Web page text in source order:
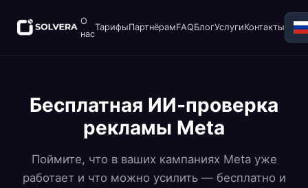
О
нас
ТарифыПартнёрамFAQБлогУслугиКонтакты
Бесплатная ИИ-проверка
рекламы Meta
Поймите, что в ваших кампаниях Meta уже
работает и что можно усилить — бесплатно и